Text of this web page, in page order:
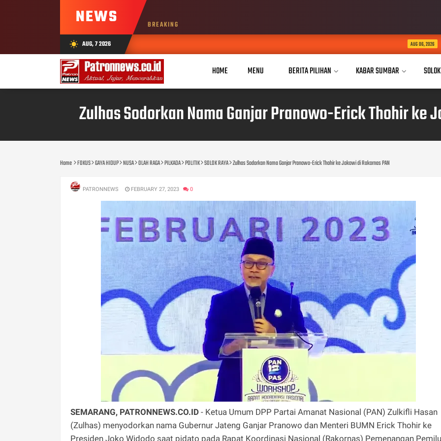
NEWS BREAKING
wb_sunny AUG, 7 2026 Dua Tahun Mengukir
HOME MENU BERITA PILIHAN KABAR SUMBAR
Zulhas Sodorkan Nama Ganjar Pranowo-Erick Thohir ke
Home FOKUS GAYA HIDUP NUSA OLAH RAGA PILKADA POLITIK SOLOK RAYA Zulhas Sodorkan Nama Ganjar Pranowo-Erick Thohir ke Jokowi di Rakornas PAN
PATRONNEWS FEBRUARY 27, 2023 0
SEMARANG, PATRONNEWS.CO.ID - Ketua Umum DPP Partai Amanat Nasional (PAN) Zulkifli Hasan
(Zulhas) menyodorkan nama Gubernur Jateng Ganjar Pranowo dan Menteri BUMN Erick Thohir ke
Presiden Joko Widodo saat pidato pada Rapat Koordinasi Nasional (Rakornas) Pemenangan Pemilu